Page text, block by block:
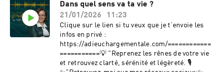
libérer.✅Quelles sont les 3 marches
indispensables pour te libérer des schémas que
tu portes.Nous en portons tous.(Et si tu crois
que tu n’en as pas, c’est qu’il sont aux
commandes de ta vie 😁)Hâte de voir les pépites
que tu vas ressortir de l’écoute de cet audio.
(Partage-les moi en privé)Hébergé par Ausha.
Dans quel sens va ta vie ?
21/01/2026
11:23
Clique sur le lien si tu veux que je t’envoie les
infos en privé :
https://adieuchargementale.com/============
===========💡 "Reprenez les rênes de votre vie
et retrouvez clarté, sérénité et légèreté. 🎙️